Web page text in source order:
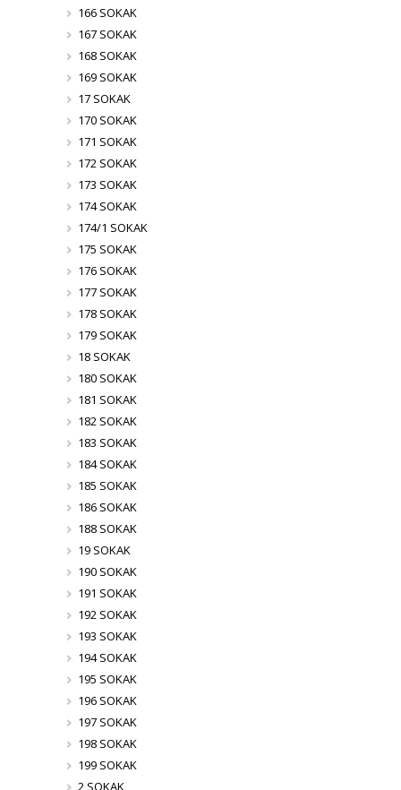
166 SOKAK
167 SOKAK
168 SOKAK
169 SOKAK
17 SOKAK
170 SOKAK
171 SOKAK
172 SOKAK
173 SOKAK
174 SOKAK
174/1 SOKAK
175 SOKAK
176 SOKAK
177 SOKAK
178 SOKAK
179 SOKAK
18 SOKAK
180 SOKAK
181 SOKAK
182 SOKAK
183 SOKAK
184 SOKAK
185 SOKAK
186 SOKAK
188 SOKAK
19 SOKAK
190 SOKAK
191 SOKAK
192 SOKAK
193 SOKAK
194 SOKAK
195 SOKAK
196 SOKAK
197 SOKAK
198 SOKAK
199 SOKAK
2 SOKAK